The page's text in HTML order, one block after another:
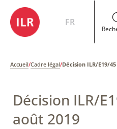
FR
Accueil/Cadre légal/Décision ILR/E19/
Décision ILR/
août 2019